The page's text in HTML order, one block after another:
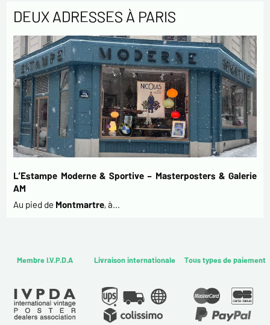
DEUX ADRESSES À PARIS
L’Estampe Moderne & Sportive – Masterposters & Galerie
AM
Au pied de Montmartre, à…
Membre I.V.P.D.A Livraison internationale Tous types de paiement